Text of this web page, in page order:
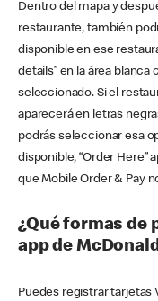
Dentro del mapa y
restaurante, también
disponible en ese
details” en la área
seleccionado. Si el
aparecerá en letras
podrás seleccionar esa
disponible, “Order Here”
que Mobile Order & Pay
¿Qué formas de
app de
Puedes registrar tarjetas